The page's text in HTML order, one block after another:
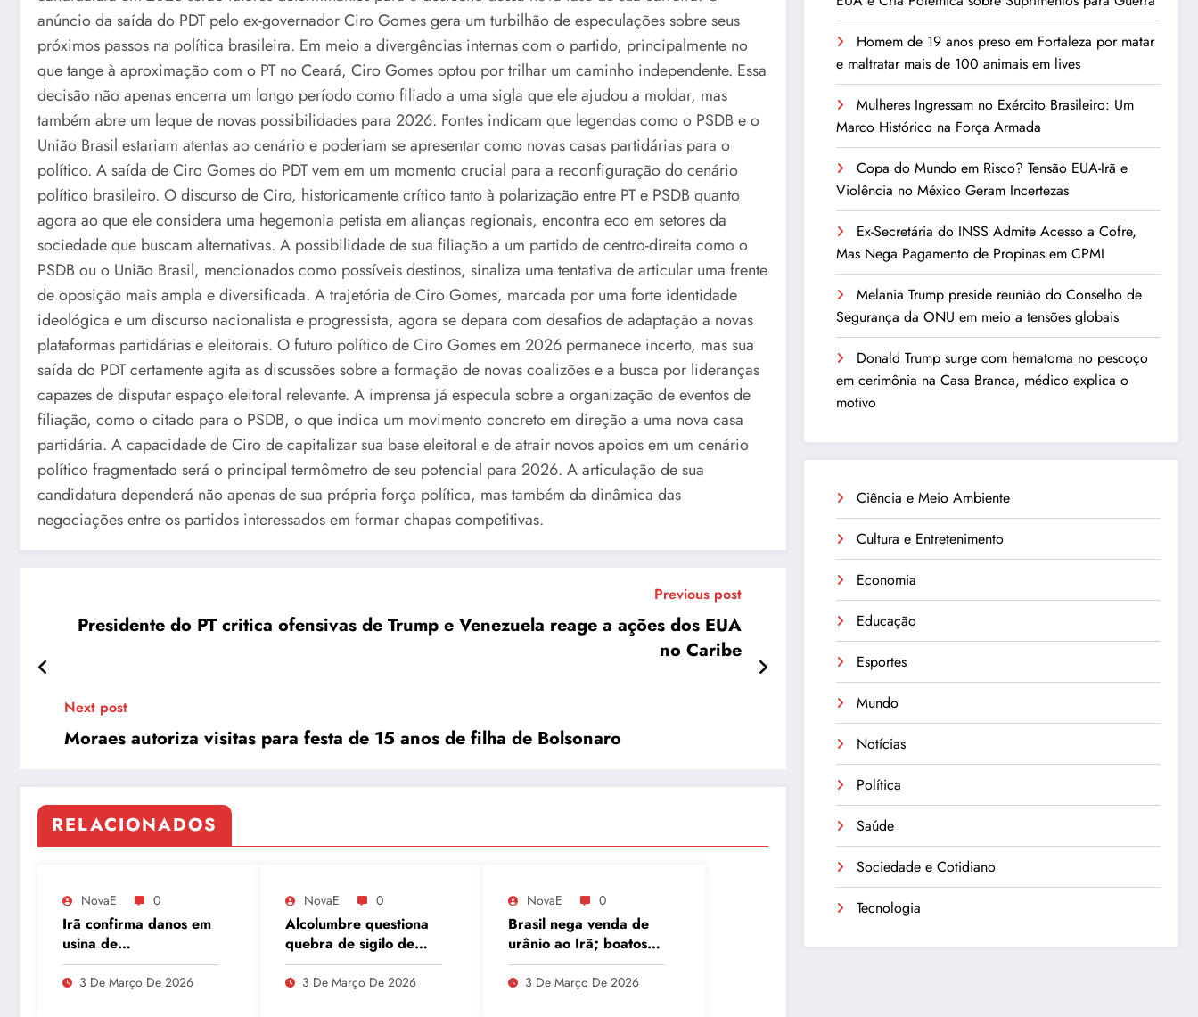
anúncio da saída do PDT pelo ex-governador Ciro Gomes gera um turbilhão de especulações sobre seus
próximos passos na política brasileira. Em meio a divergências internas com o partido, principalmente no
que tange à aproximação com o PT no Ceará, Ciro Gomes optou por trilhar um caminho independente. Essa
decisão não apenas encerra um longo período como filiado a uma sigla que ele ajudou a moldar, mas
também abre um leque de novas possibilidades para 2026. Fontes indicam que legendas como o PSDB e o
União Brasil estariam atentas ao cenário e poderiam se apresentar como novas casas partidárias para o
político. A saída de Ciro Gomes do PDT vem em um momento crucial para a reconfiguração do cenário
político brasileiro. O discurso de Ciro, historicamente crítico tanto à polarização entre PT e PSDB quanto
agora ao que ele considera uma hegemonia petista em alianças regionais, encontra eco em setores da
sociedade que buscam alternativas. A possibilidade de sua filiação a um partido de centro-direita como o
PSDB ou o União Brasil, mencionados como possíveis destinos, sinaliza uma tentativa de articular uma frente
de oposição mais ampla e diversificada. A trajetória de Ciro Gomes, marcada por uma forte identidade
ideológica e um discurso nacionalista e progressista, agora se depara com desafios de adaptação a novas
plataformas partidárias e eleitorais. O futuro político de Ciro Gomes em 2026 permanece incerto, mas sua
saída do PDT certamente agita as discussões sobre a formação de novas coalizões e a busca por lideranças
capazes de disputar espaço eleitoral relevante. A imprensa já especula sobre a organização de eventos de
filiação, como o citado para o PSDB, o que indica um movimento concreto em direção a uma nova casa
partidária. A capacidade de Ciro de capitalizar sua base eleitoral e de atrair novos apoios em um cenário
político fragmentado será o principal termômetro de seu potencial para 2026. A articulação de sua
candidatura dependerá não apenas de sua própria força política, mas também da dinâmica das
negociações entre os partidos interessados em formar chapas competitivas.
Previous post
Presidente do PT critica ofensivas de Trump e Venezuela reage a ações dos EUA
no Caribe
Next post
Moraes autoriza visitas para festa de 15 anos de filha de Bolsonaro
RELACIONADOS
NovaE 0
Irã confirma danos em
usina de
enriquecimento de
urânio após ataques e
3 De Março De 2026
NovaE 0
Alcolumbre questiona
quebra de sigilo de
Lulinha em meio a
divergências na CPMI
3 De Março De 2026
NovaE 0
Brasil nega venda de
urânio ao Irã; boatos
associam Ucrânia e
Oriente Médio
3 De Março De 2026
Homem de 19 anos preso em Fortaleza por matar
e maltratar mais de 100 animais em lives
Mulheres Ingressam no Exército Brasileiro: Um
Marco Histórico na Força Armada
Copa do Mundo em Risco? Tensão EUA-Irã e
Violência no México Geram Incertezas
Ex-Secretária do INSS Admite Acesso a Cofre,
Mas Nega Pagamento de Propinas em CPMI
Melania Trump preside reunião do Conselho de
Segurança da ONU em meio a tensões globais
Donald Trump surge com hematoma no pescoço
em cerimônia na Casa Branca, médico explica o
motivo
Ciência e Meio Ambiente
Cultura e Entretenimento
Economia
Educação
Esportes
Mundo
Notícias
Política
Saúde
Sociedade e Cotidiano
Tecnologia